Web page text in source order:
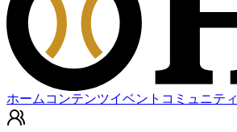
ホーム コンテンツイベント コミュニティ